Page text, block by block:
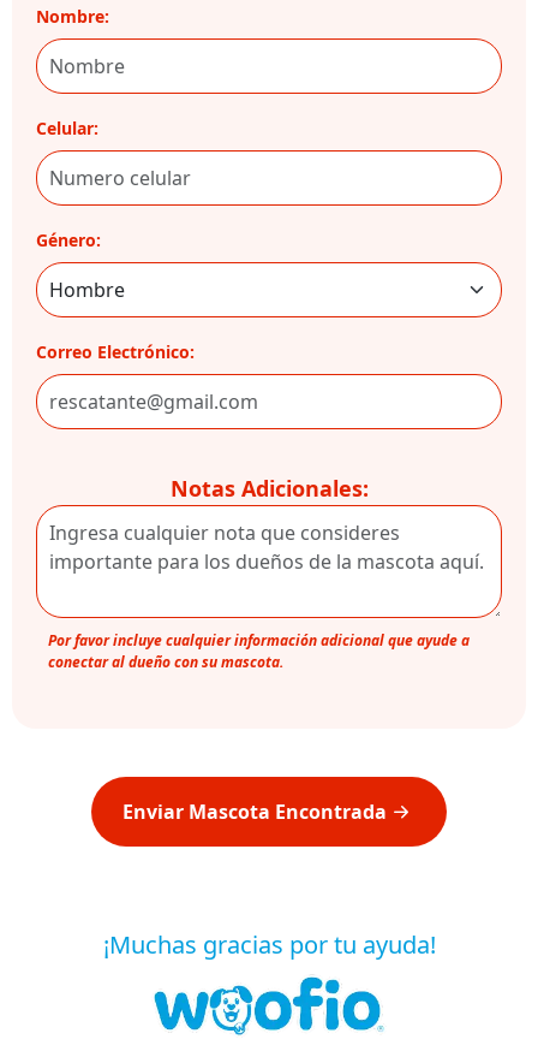
Nombre:
Celular:
Género:
Correo Electrónico:
Notas Adicionales:
Por favor incluye cualquier información adicional que ayude a
conectar al dueño con su mascota.
Enviar Mascota Encontrada
¡Muchas gracias por tu ayuda!